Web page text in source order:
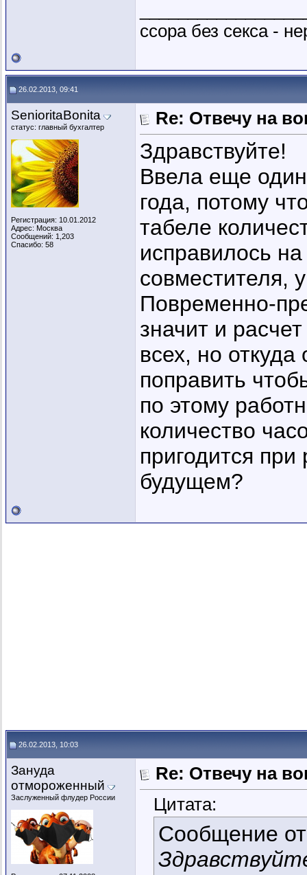
ссора без секса -
26.02.2013, 09:41
SenioritaBonita
статус: главный бухгалтер
Регистрация: 10.01.2012
Адрес: Москва
Сообщений: 1,203
Спасибо: 58
Re: Отвечу на
Здравствуйте!
Ввела еще
года, потому
табеле
исправилось
совместителя,
Повременно-
значит и
всех, но откуда
поправить
по этому
количество
пригодится при
будущем?
26.02.2013, 10:03
Зануда
отмороженный
Заслуженный флудер России
Re: Отвечу на
Цитата:
Сообщение